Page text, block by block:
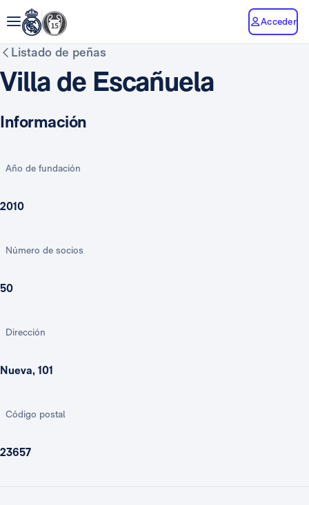
Acceder
Listado de peñas
Villa de Escañuela
Información
Año de fundación
2010
Número de socios
50
Dirección
Nueva, 101
Código postal
23657